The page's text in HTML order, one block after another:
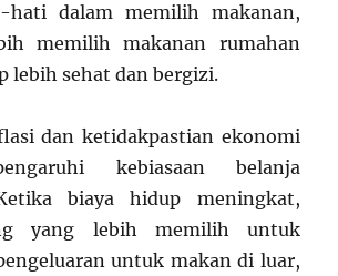
hati dalam memilih makanan,
memilih makanan rumahan
lebih sehat dan bergizi.
dan ketidakpastian ekonomi
kebiasaan belanja
biaya hidup meningkat,
yang lebih memilih untuk
untuk makan di luar,